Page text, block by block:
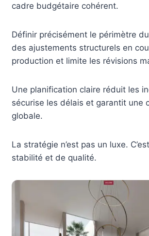
cadre budgétaire cohérent.
Définir précisément le périmètre
des ajustements structurels en
production et limite les révisions
Une planification claire réduit les
sécurise les délais et garantit une
globale.
La stratégie n’est pas un luxe.
stabilité et de qualité.